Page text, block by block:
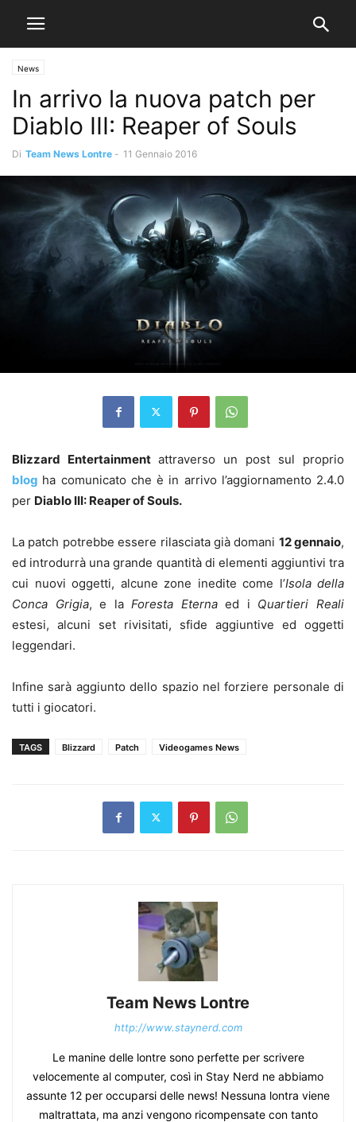
News
In arrivo la nuova patch per
Diablo III: Reaper of Souls
Di Team News Lontre - 11 Gennaio 2016
Blizzard Entertainment attraverso un post sul proprio
blog ha comunicato che è in arrivo l’aggiornamento 2.4.0
per Diablo III: Reaper of Souls.
La patch potrebbe essere rilasciata già domani 12 gennaio,
ed introdurrà una grande quantità di elementi aggiuntivi tra
cui nuovi oggetti, alcune zone inedite come l’Isola della
Conca Grigia, e laForesta Eternaed i Quartieri Reali
estesi, alcuni set rivisitati, sfide aggiuntive ed oggetti
leggendari.
Infine sarà aggiunto dello spazio nel forziere personale di
tutti i giocatori.
TAGS Blizzard Patch Videogames News
Team News Lontre
http://www.staynerd.com
Le manine delle lontre sono perfette per scrivere
velocemente al computer, così in Stay Nerd ne abbiamo
assunte 12 per occuparsi delle news! Nessuna lontra viene
maltrattata, ma anzi vengono ricompensate con tanto